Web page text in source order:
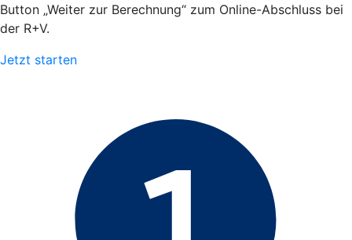
Button „Weiter zur Berechnung“ zum Online-Abschluss bei
der R+V.
Jetzt starten